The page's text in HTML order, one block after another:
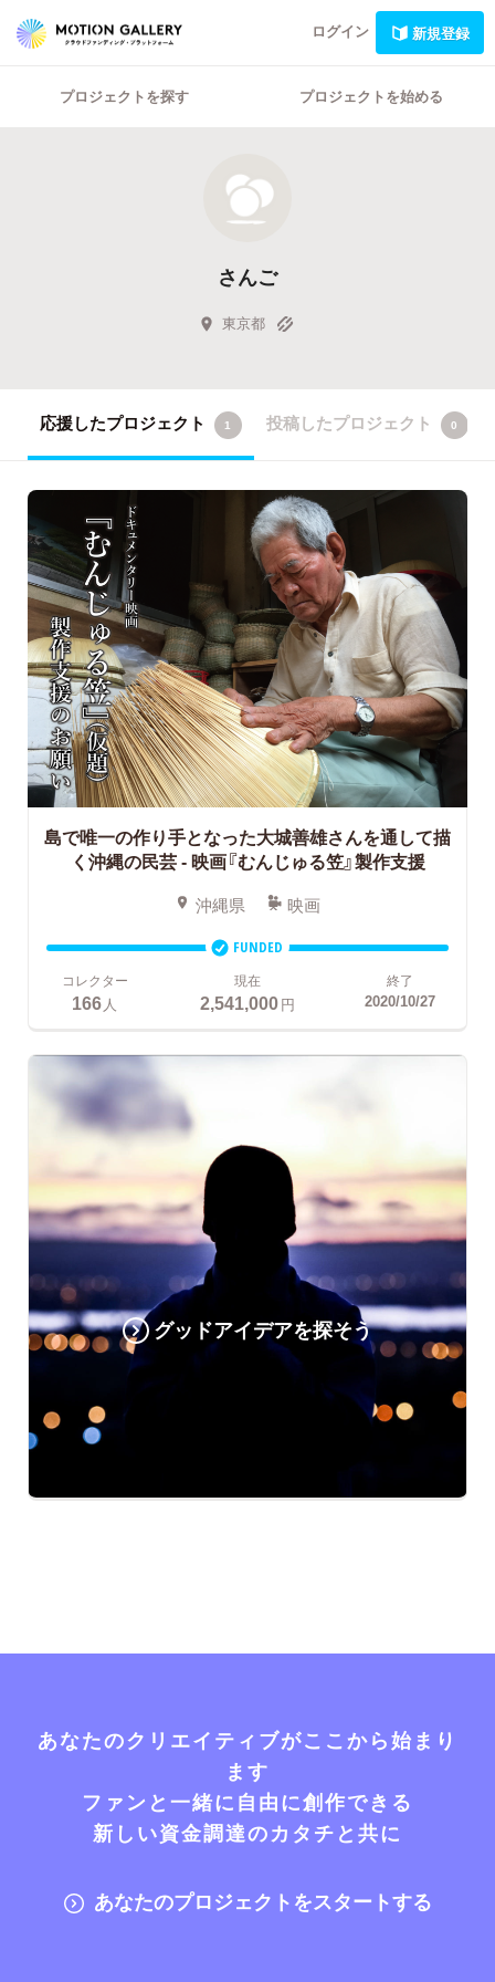
ログイン 新規登録
プロジェクトを探す プロジェクトを始める
さんご
東京都
応援したプロジェクト 1 投稿したプロジェクト 0
島で唯一の作り手となった大城善雄さんを通して描
く沖縄の民芸- 映画『むんじゅる笠』製作支援
沖縄県 映画
FUNDED
コレクター
166 人
現在
2,541,000円
終了
2020/10/27
グッドアイデアを探そう
あなたのクリエイティブがここから始まり
ます
ファンと一緒に自由に創作できる
新しい資金調達のカタチと共に
あなたのプロジェクトをスタートする